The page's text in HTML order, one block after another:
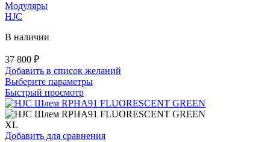
Модуляры
HJC
В наличии
37 800 ₽
Добавить в список желаний
Выберите параметрыЭтот
имеет
несколько
Опции
Быстрый просмотр
XL
Добавить для сравнения